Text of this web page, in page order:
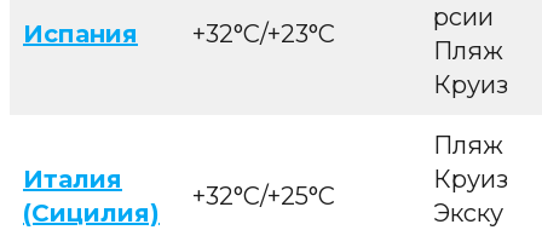
Испания +32°C/+23°C
рсии
Пляж
Круиз
Италия
(Сицилия)
+32°C/+25°C
Пляж
Круиз
Экску